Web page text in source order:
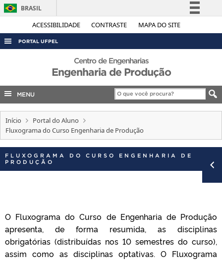
ACESSIBILIDADE CONTRASTE MAPA DO SITE
BRASIL
Simplifique!
Acesso à informação
Canais
PORTAL UFPEL
ACESSO À INFORMAÇÃO
COBALTO
OUVIDORIA
Centro de Engenharias
Engenharia de Produção
MENU
Início
Portal do Aluno
Fluxograma do Curso Engenharia de Produção
FLUXOGRAMA DO CURSO ENGENHARIA DE
PRODUÇÃO
O Fluxograma do Curso de Engenharia de Produção
apresenta, de forma resumida, as disciplinas
obrigatórias (distribuídas nos 10 semestres do curso),
assim como as disciplinas optativas. O Fluxograma